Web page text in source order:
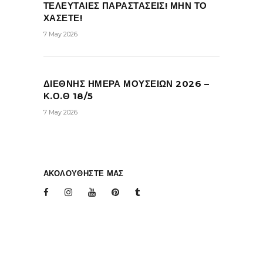
ΤΕΛΕΥΤΑΙΕΣ ΠΑΡΑΣΤΑΣΕΙΣ! ΜΗΝ ΤΟ
ΧΑΣΕΤΕ!
7 May 2026
ΔΙΕΘΝΗΣ ΗΜΕΡΑ ΜΟΥΣΕΙΩΝ 2026 –
Κ.Ο.Θ 18/5
7 May 2026
ΑΚΟΛΟΥΘΗΣΤΕ ΜΑΣ